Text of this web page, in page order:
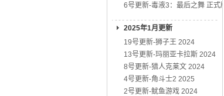
6号更新-毒液3：最后之舞 正式版
2025年1月更新
19号更新-狮子王 2024
13号更新-玛丽亚卡拉斯 2024
8号更新-猎人克莱文 2024
4号更新-角斗士2 2025
2号更新-鱿鱼游戏 2024